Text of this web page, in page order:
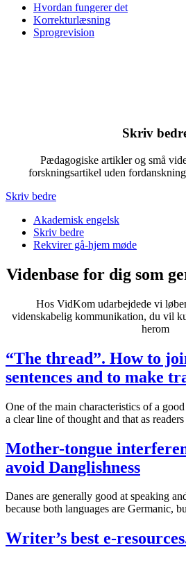
Hvordan fungerer det
Korrekturlæsning
Sprogrevision
Skriv
Pædagogiske artikler og små
forskningsartikel uden
Skriv bedre
Akademisk engelsk
Skriv bedre
Rekvirer gå-hjem møde
Videnbase for dig som
Hos VidKom udarbejdede vi
videnskabelig kommunikation, du vil
herom
“The thread”. How to
sentences and to make
One of the main characteristics of a
a clear line of thought and that as
Mother-tongue
avoid Danglishness
Danes are generally good at speaking
because both languages are Germanic,
Writer’s best e-